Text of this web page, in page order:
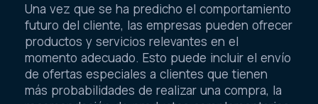
Una vez que se ha predicho el comportamiento
futuro del cliente, las empresas pueden ofrecer
productos y servicios relevantes en el
momento adecuado. Esto puede incluir el envío
de ofertas especiales a clientes que tienen
más probabilidades de realizar una compra, la